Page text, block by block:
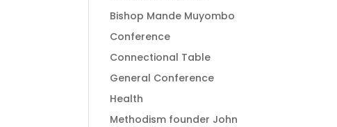
Bishop Mande Muyombo
Conference
Connectional Table
General Conference
Health
Methodism founder John